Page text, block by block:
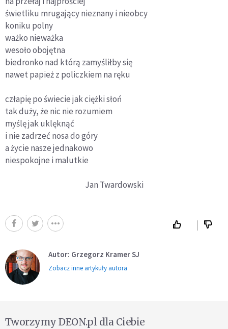
świetliku mrugający nieznany i nieobcy
koniku polny
ważko nieważka
wesoło obojętna
biedronko nad którą zamyśliłby się
nawet papież z policzkiem na ręku
człapię po świecie jak ciężki słoń
tak duży, że nic nie rozumiem
myślę jak uklęknąć
i nie zadrzeć nosa do góry
a życie nasze jednakowo
niespokojne i malutkie
Jan Twardowski
Autor: Grzegorz Kramer SJ
Zobacz inne artykuły autora
Tworzymy DEON.pl dla Ciebie